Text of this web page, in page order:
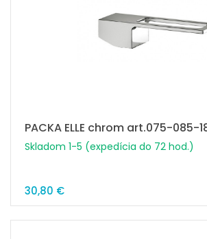
PACKA ELLE chrom art.075-085-
Skladom 1-5 (expedícia do 72 hod.)
30,80 €